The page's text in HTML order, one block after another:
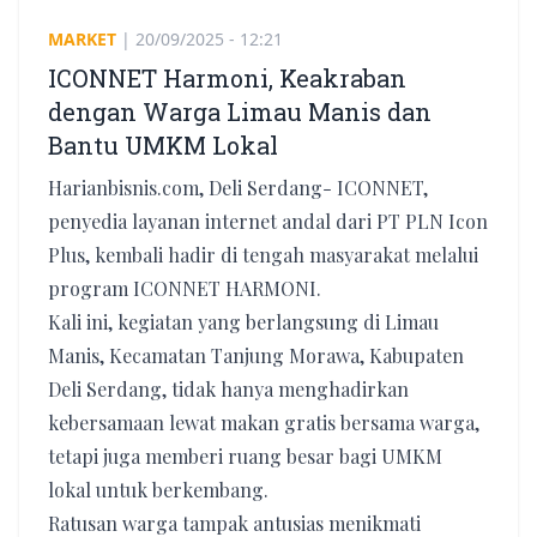
MARKET | 20/09/2025 - 12:21
ICONNET Harmoni, Keakraban
dengan Warga Limau Manis dan
Bantu UMKM Lokal
Harianbisnis.com, Deli Serdang- ICONNET,
penyedia layanan internet andal dari PT PLN Icon
Plus, kembali hadir di tengah masyarakat melalui
program ICONNET HARMONI.
Kali ini, kegiatan yang berlangsung di Limau
Manis, Kecamatan Tanjung Morawa, Kabupaten
Deli Serdang, tidak hanya menghadirkan
kebersamaan lewat makan gratis bersama warga,
tetapi juga memberi ruang besar bagi UMKM
lokal untuk berkembang.
Ratusan warga tampak antusias menikmati